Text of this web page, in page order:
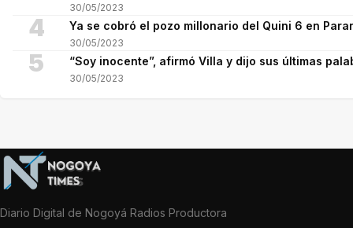
30/05/2023
4 Ya se cobró el pozo millonario del Quini 6 en
30/05/2023
5 “Soy inocente”, afirmó Villa y dijo sus últimas
30/05/2023
Diario Digital de Nogoyá Radios Productora